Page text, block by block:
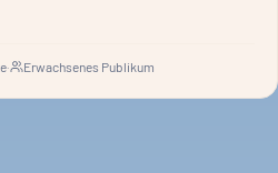
· Erwachsenes Publikum